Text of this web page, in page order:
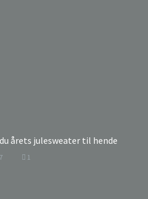
årets julesweater til hende
1